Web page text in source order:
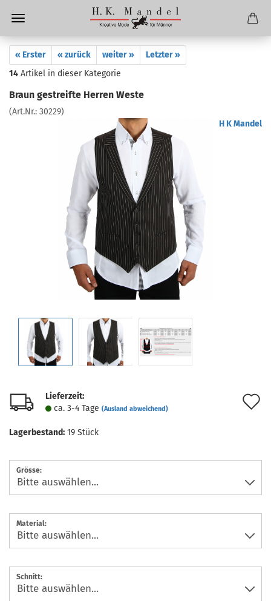
« Erster « zurück weiter »
Letzter »
14 Artikel in dieser Kategorie
Braun gestreifte Herren Weste
(Art.Nr.: 30229)
H K Mandel
Lieferzeit:
ca. 3-4 Tage (Ausland abweichend)
Lagerbestand: 19 Stück
Grösse:
Material:
Schnitt: